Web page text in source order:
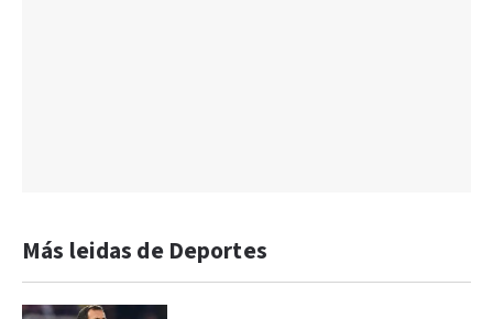
Más leidas de Deportes